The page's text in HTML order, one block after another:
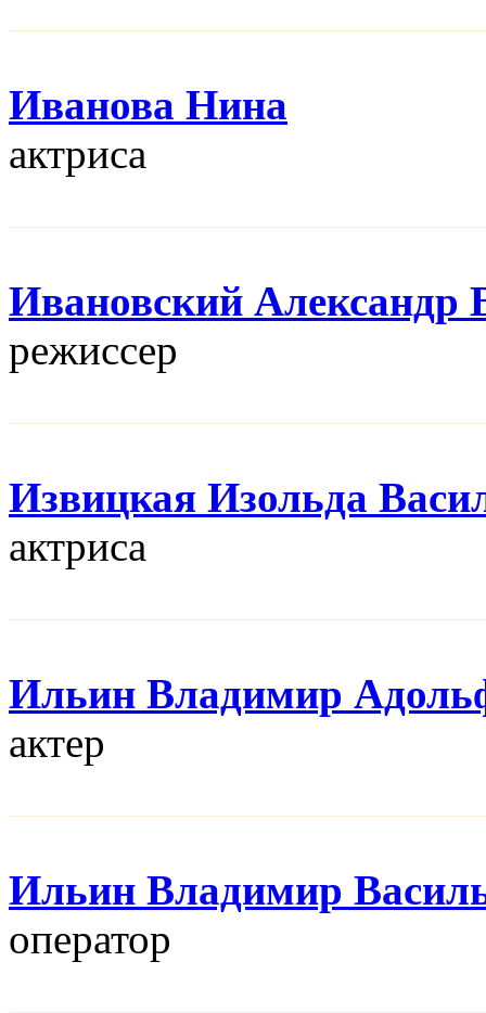
Иванова Нина
актриса
Ивановский Александр
режисcер
Извицкая Изольда
актриса
Ильин Владимир
актер
Ильин Владимир
оператор